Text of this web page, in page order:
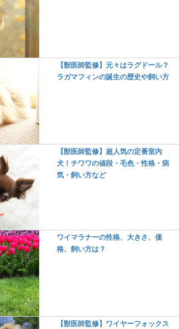
【獣医師監修】元々はラグドール？
ラガマフィンの誕生の歴史や飼い方
【獣医師監修】超人気の定番室内
犬！チワワの値段・毛色・性格・病
気・飼い方など
ワイマラナーの性格、大きさ、価
格、飼い方は？
【獣医師監修】ワイヤーフォックス